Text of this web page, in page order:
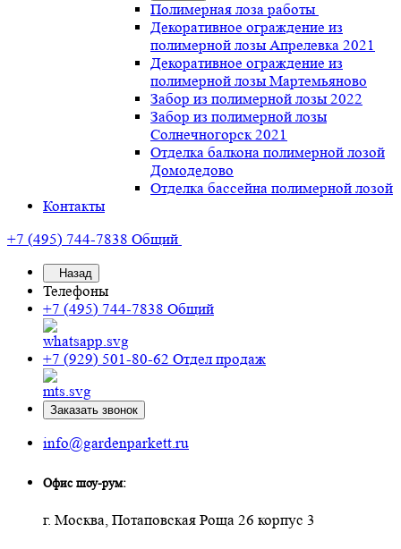
Полимерная лоза работы
Декоративное ограждение из
полимерной лозы Апрелевка 2021
Декоративное ограждение из
полимерной лозы Мартемьяново
Забор из полимерной лозы 2022
Забор из полимерной лозы
Солнечногорск 2021
Отделка балкона полимерной лозой
Домодедово
Отделка бассейна полимерной лозой
Контакты
+7 (495) 744-7838 Общий
Назад
Телефоны
+7 (495) 744-7838 Общий
+7 (929) 501-80-62 Отдел продаж
Заказать звонок
info@gardenparkett.ru
Офис шоу-рум:
г. Москва, Потаповская Роща 26 корпус 3